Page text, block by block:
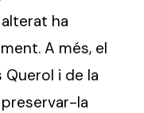
ha
A més, el
i de la
la